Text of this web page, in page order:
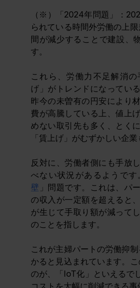
（※）「2024年問題」：
られている時間外労働の上
間が減少することで建設、
す。
これら、労働力不足解消
げ」がトレンドになってい
昨今の未曽有の円安により
費が高騰している上、値上
めない取引先も多く、とく
「賃上げ」がむずかしい企業
反対に、労働者側にも手放
べない状況があるようで
壁 」問題です。これは、 パ
の収入が一定額を超えると
が生じて手取り額が減って
のことを指します。
これが主婦パートの労働抑
かると見込まれています。
のが、「IoT化」といえるで
コストを大幅に削減できる事